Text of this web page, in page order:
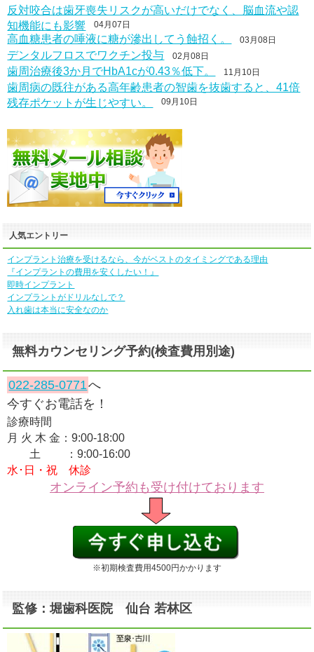
反対咬合は歯牙喪失リスクが高いだけでなく、脳血流や認
知機能にも影響 04月07日
高血糖患者の唾液に糖が滲出してう蝕招く。 03月08日
デンタルフロスでワクチン投与 02月08日
歯周治療後3か月でHbA1cが0.43％低下。 11月10日
歯周病の既往がある高年齢患者の智歯を抜歯すると、41倍
残存ポケットが生じやすい。 09月10日
人気エントリー
インプラント治療を受けるなら、今がベストのタイミングである理由
『インプラントの費用を安くしたい！』
即時インプラント
インプラントがドリルなしで？
入れ歯は本当に安全なのか
無料カウンセリング予約(検査費用別途)
022-285-0771へ
今すぐお電話を！
診療時間
月 火 木 金：9:00-18:00
土 ：9:00-16:00
水･日・祝 休診
オンライン予約も受け付けております
※初期検査費用4500円かかります
監修：堀歯科医院 仙台 若林区